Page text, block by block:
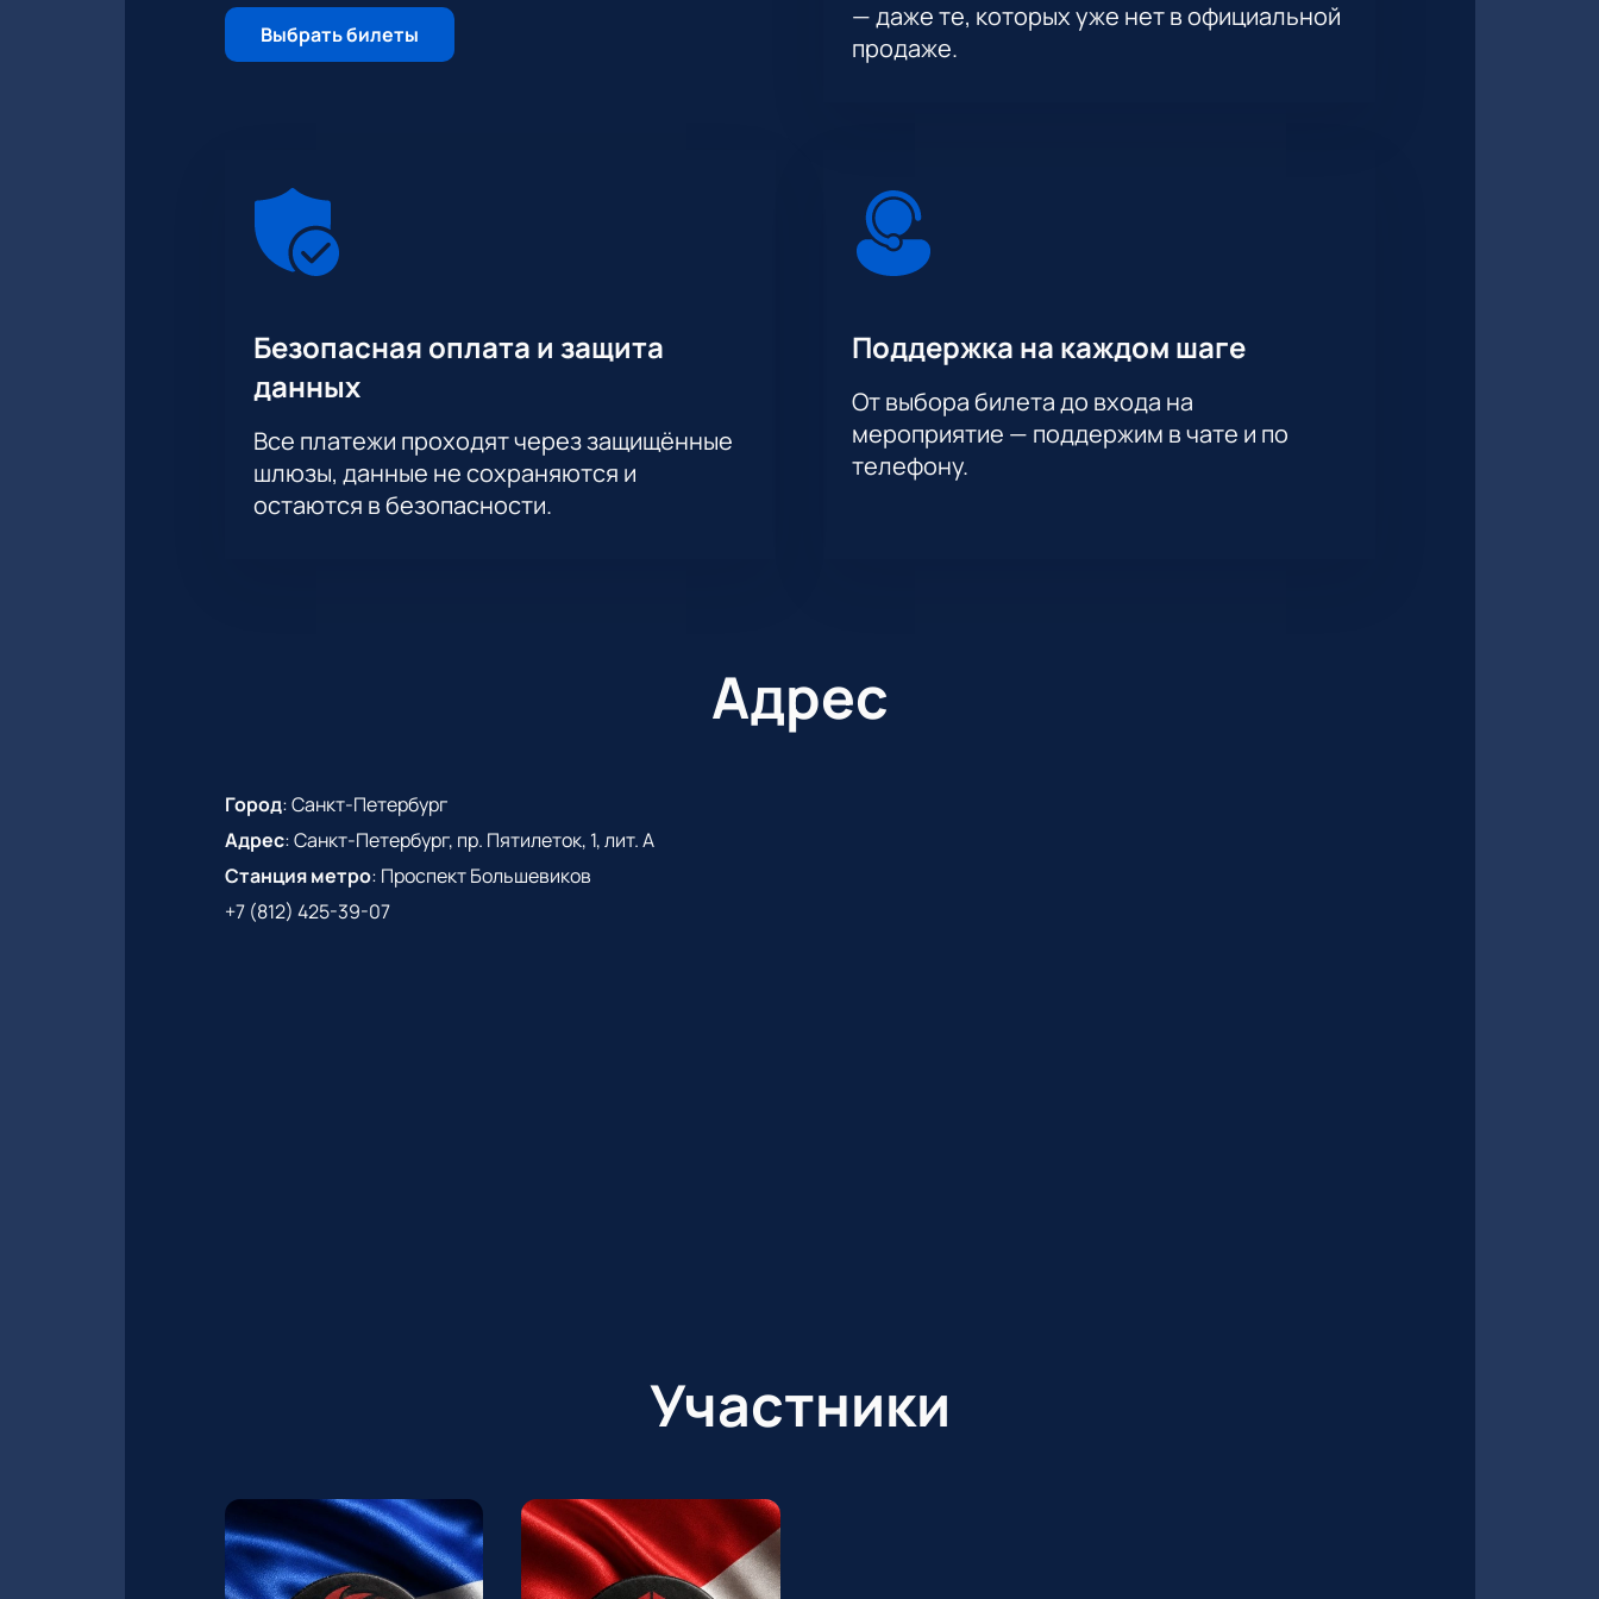
Выбрать билеты
— даже те, которых уже нет в официальной
продаже.
Безопасная оплата и защита
данных
Все платежи проходят через защищённые
шлюзы, данные не сохраняются и
остаются в безопасности.
Поддержка на каждом шаге
От выбора билета до входа на
мероприятие — поддержим в чате и по
телефону.
Адрес
Город:Санкт-Петербург
Адрес:Санкт-Петербург, пр. Пятилеток, 1, лит. А
Станция метро: Проспект Большевиков
+7 (812) 425-39-07
Участники